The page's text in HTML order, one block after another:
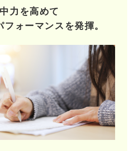
力を高めて
ォーマンスを発揮。